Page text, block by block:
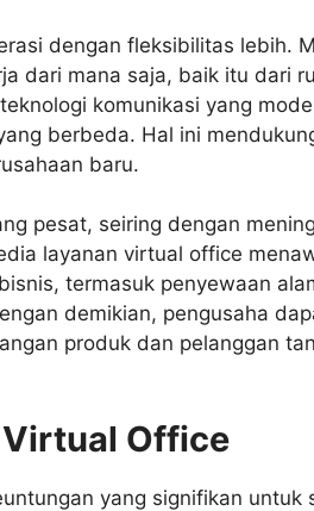
dengan fleksibilitas lebih.
dari mana saja, baik itu dari
komunikasi yang
berbeda. Hal ini
baru.
pesat, seiring dengan
layanan virtual office
termasuk penyewaan
demikian, pengusaha
produk dan pelanggan
Office
yang signifikan untuk